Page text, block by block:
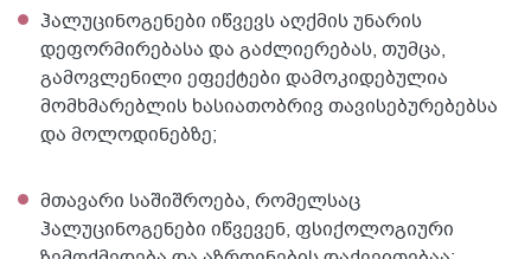
ჰალუცინოგენები იწვევს აღქმის უნარის
დეფორმირებასა და გაძლიერებას, თუმცა,
გამოვლენილი ეფექტები დამოკიდებულია
მომხმარებლის ხასიათობრივ თავისებურებებსა
და მოლოდინებზე;
მთავარი საშიშროება, რომელსაც
ჰალუცინოგენები იწვევენ, ფსიქოლოგიური